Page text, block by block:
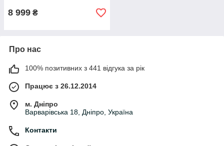
8 999 ₴
Про нас
100% позитивних з 441 відгука за рік
Працює з 26.12.2014
м. Дніпро
Варварівська 18, Дніпро, Україна
Контакти